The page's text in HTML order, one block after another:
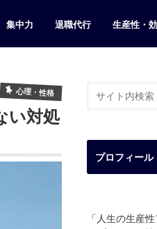
集中力 退職代行 生産性・
心理・性格
い対処
プロフィール
「人生の生産